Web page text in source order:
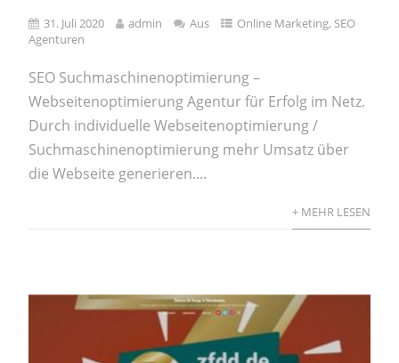
31. Juli 2020 admin Aus Online Marketing, SEO
Agenturen
SEO Suchmaschinenoptimierung –
Webseitenoptimierung Agentur für Erfolg im Netz.
Durch individuelle Webseitenoptimierung /
Suchmaschinenoptimierung mehr Umsatz über
die Webseite generieren....
+ MEHR LESEN